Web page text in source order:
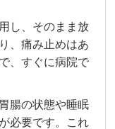
し、そのまま放
、痛み止めはあ
、すぐに病院で
腸の状態や睡眠
必要です。これ